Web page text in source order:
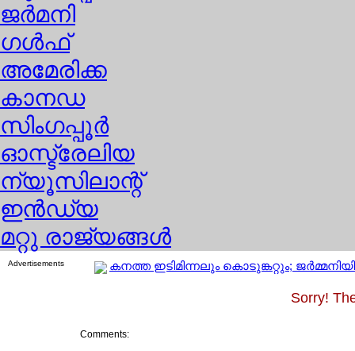
ജര്‍മനി
ഗള്‍ഫ്
അമേരിക്ക
കാനഡ
സിംഗപ്പൂര്‍
ഓസ്ട്രേലിയ
ന്യൂസിലാന്റ്
ഇന്‍ഡ്യ
മറ്റു രാജ്യങ്ങള്‍
Advertisements കനത്ത ഇടിമിന്നലും കൊടുങ്കറ്റും;
Sorry!
Comments: